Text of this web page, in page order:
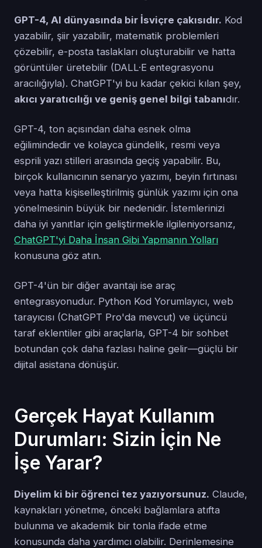
GPT-4, AI dünyasında bir İsviçre çakısıdır. Kod
yazabilir, şiir yazabilir, matematik problemleri
çözebilir, e-posta taslakları oluşturabilir ve hatta
görüntüler üretebilir (DALL·E entegrasyonu
aracılığıyla). ChatGPT'yi bu kadar çekici kılan şey,
akıcı yaratıcılığı ve geniş genel bilgi tabanıdır.
GPT-4, ton açısından daha esnek olma
eğilimindedir ve kolayca gündelik, resmi veya
esprili yazı stilleri arasında geçiş yapabilir. Bu,
birçok kullanıcının senaryo yazımı, beyin fırtınası
veya hatta kişiselleştirilmiş günlük yazımı için ona
yönelmesinin büyük bir nedenidir. İstemlerinizi
daha iyi yanıtlar için geliştirmekle ilgileniyorsanız,
ChatGPT'yi Daha İnsan Gibi Yapmanın Yolları
konusuna göz atın.
GPT-4'ün bir diğer avantajı ise araç
entegrasyonudur. Python Kod Yorumlayıcı, web
tarayıcısı (ChatGPT Pro'da mevcut) ve üçüncü
taraf eklentiler gibi araçlarla, GPT-4 bir sohbet
botundan çok daha fazlası haline gelir—güçlü bir
dijital asistana dönüşür.
Gerçek Hayat Kullanım
Durumları: Sizin İçin Ne
İşe Yarar?
Diyelim ki bir öğrenci tez yazıyorsunuz. Claude,
kaynakları yönetme, önceki bağlamlara atıfta
bulunma ve akademik bir tonla ifade etme
konusunda daha yardımcı olabilir. Derinlemesine